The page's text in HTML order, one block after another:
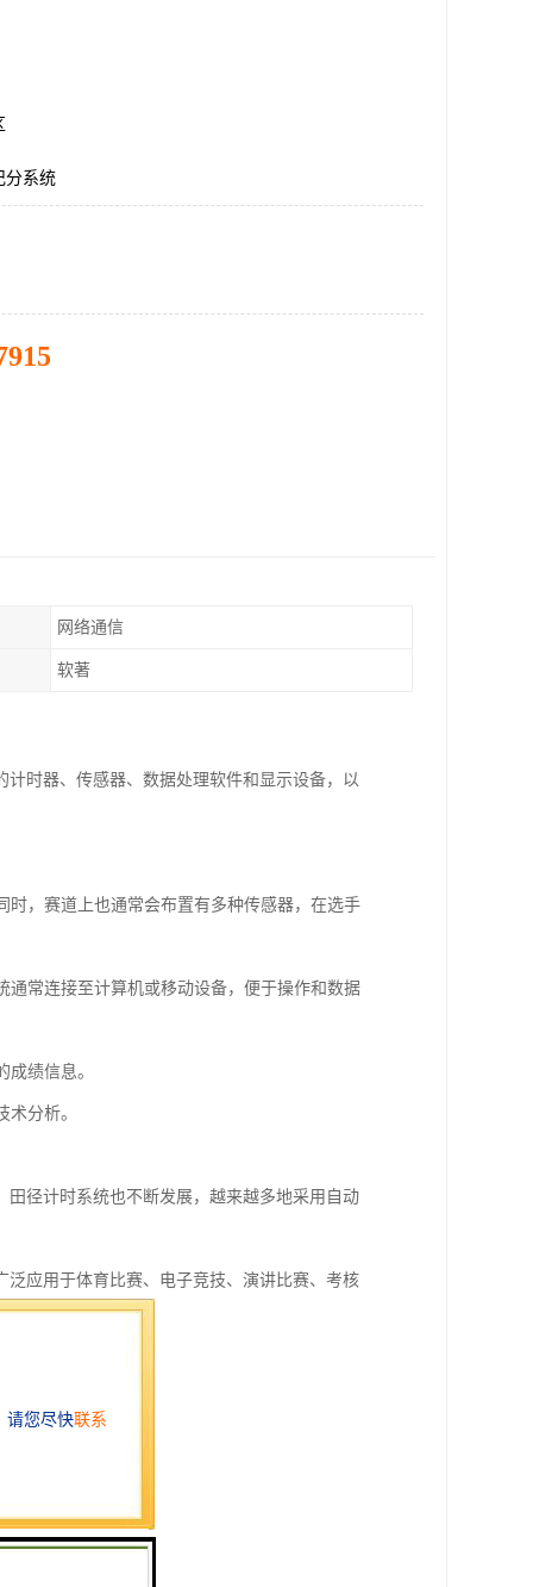
分系统
网络通信
软著
时器、传感器、数据处理软件和显示设备，以
，赛道上也通常会布置有多种传感器，在选手
常连接至计算机或移动设备，便于操作和数据
绩信息。
分析。
径计时系统也不断发展，越来越多地采用自动
应用于体育比赛、电子竞技、演讲比赛、考核